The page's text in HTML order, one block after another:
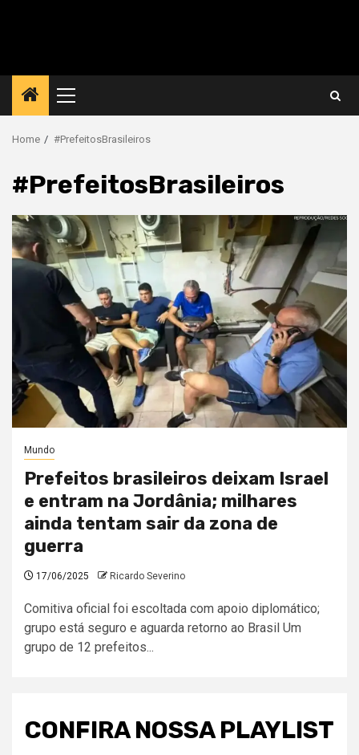
Primary
Menu
Home #PrefeitosBrasileiros
#PrefeitosBrasileiros
Mundo
Prefeitos brasileiros deixam Israel
e entram na Jordânia; milhares
ainda tentam sair da zona de
guerra
17/06/2025 Ricardo Severino
Comitiva oficial foi escoltada com apoio diplomático;
grupo está seguro e aguarda retorno ao Brasil Um
grupo de 12 prefeitos...
CONFIRA NOSSA PLAYLIST